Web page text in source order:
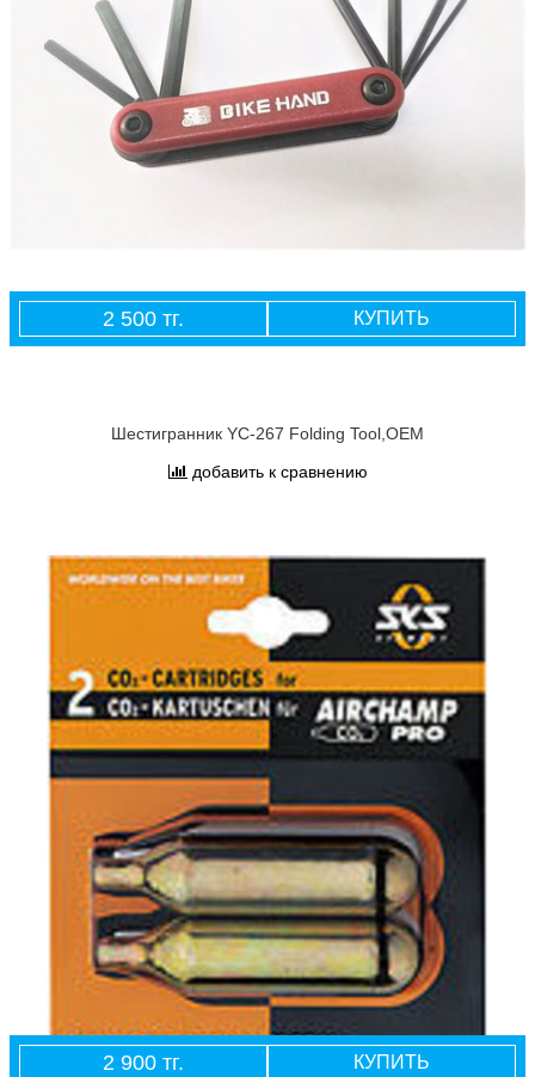
2 500 тг. КУПИТЬ
Шестигранник YC-267 Folding Tool,OEM
добавить к сравнению
2 900 тг. КУПИТЬ